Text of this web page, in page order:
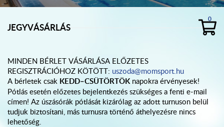
JEGYVÁSÁRLÁS
0
MINDEN BÉRLET VÁSÁRLÁSA ELŐZETES
REGISZTRÁCIÓHOZ KÖTÖTT: uszoda@momsport.hu
A bérletek csak KEDD–CSÜTÖRTÖKnapokra érvényesek!
Pótlás esetén előzetes bejelentkezés szükséges a fenti e-mail
címen! Az úszásórák pótlását kizárólag az adott turnuson belül
tudjuk biztosítani, más turnusra történő áthelyezésre nincs
lehetőség.